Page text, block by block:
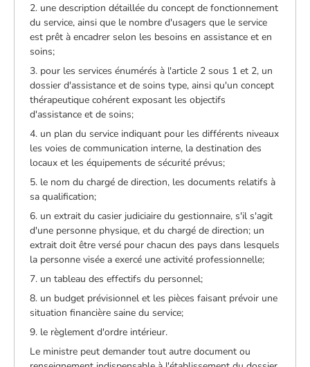
2. une description détaillée du concept de fonctionnement
du service, ainsi que le nombre d'usagers que le service
est prêt à encadrer selon les besoins en assistance et en
soins;
3. pour les services énumérés à l'article 2 sous 1 et 2, un
dossier d'assistance et de soins type, ainsi qu'un concept
thérapeutique cohérent exposant les objectifs
d'assistance et de soins;
4. un plan du service indiquant pour les différents niveaux
les voies de communication interne, la destination des
locaux et les équipements de sécurité prévus;
5. le nom du chargé de direction, les documents relatifs à
sa qualification;
6. un extrait du casier judiciaire du gestionnaire, s'il s'agit
d'une personne physique, et du chargé de direction; un
extrait doit être versé pour chacun des pays dans lesquels
la personne visée a exercé une activité professionnelle;
7. un tableau des effectifs du personnel;
8. un budget prévisionnel et les pièces faisant prévoir une
situation financière saine du service;
9. le règlement d'ordre intérieur.
Le ministre peut demander tout autre document ou